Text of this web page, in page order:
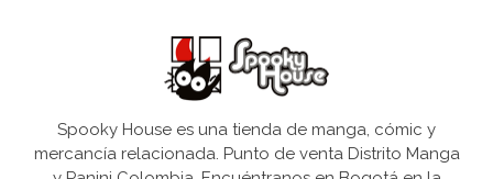
Spooky House es una tienda de manga, cómic y
mercancía relacionada. Punto de venta Distrito Manga